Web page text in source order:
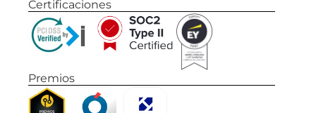
Certificaciones
Premios